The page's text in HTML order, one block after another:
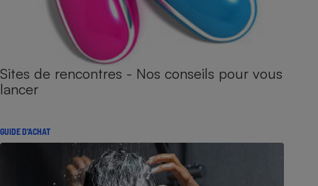
Sites de rencontres - Nos conseils pour vous
lancer
GUIDE D'ACHAT